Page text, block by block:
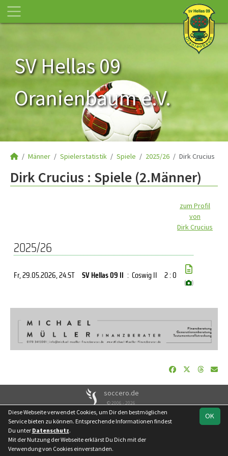
SV Hellas 09
Oranienbaum e.V.
Männer Spielerstatistik Spiele 2025/26 Dirk Crucius
Dirk Crucius : Spiele (2.Männer)
zum Profil
von
Dirk Crucius
2025/26
Fr, 29.05.2026, 24.ST SV Hellas 09 II : Coswig II 2 : 0
( )
soccero.de
© 2006 - 2026
Besucherstatistik Kontakt Impressum
Datenschutz
OK
Diese Webseite verwendet Cookies, um Dir den bestmöglichen
Service bieten zu können. Entsprechende Informationen findest
Du unter Datenschutz.
Mit der Nutzung der Webseite erklärst Du Dich mit der
Verwendung von Cookies einverstanden.